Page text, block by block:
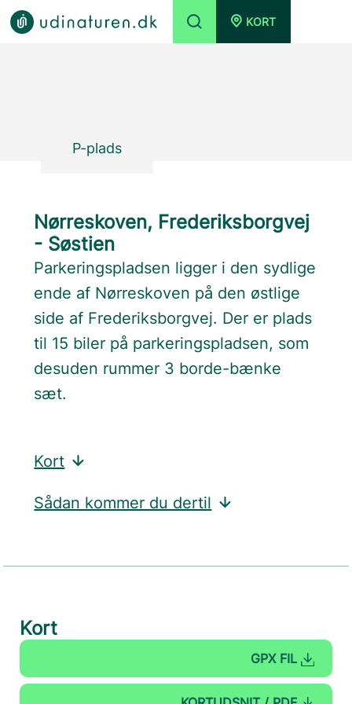
KORT
P-plads
Nørreskoven, Frederiksborgvej
- Søstien
Parkeringspladsen ligger i den sydlige
ende af Nørreskoven på den østlige
side af Frederiksborgvej. Der er plads
til 15 biler på parkeringspladsen, som
desuden rummer 3 borde-bænke
sæt.
Kort
Sådan kommer du dertil
Kort
GPX FIL